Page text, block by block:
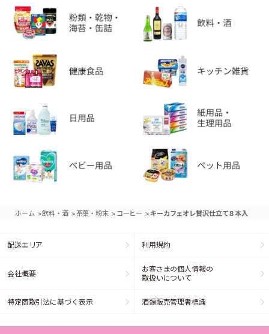
ホーム >飲料・酒 >茶葉・粉末 > コーヒー > キーカフェオレ贅沢仕立て８本入
配送エリア 利用規約
会社概要
お客さまの個人情報の
取扱いについて
特定商取引法に基づく表示 酒類販売管理者標識